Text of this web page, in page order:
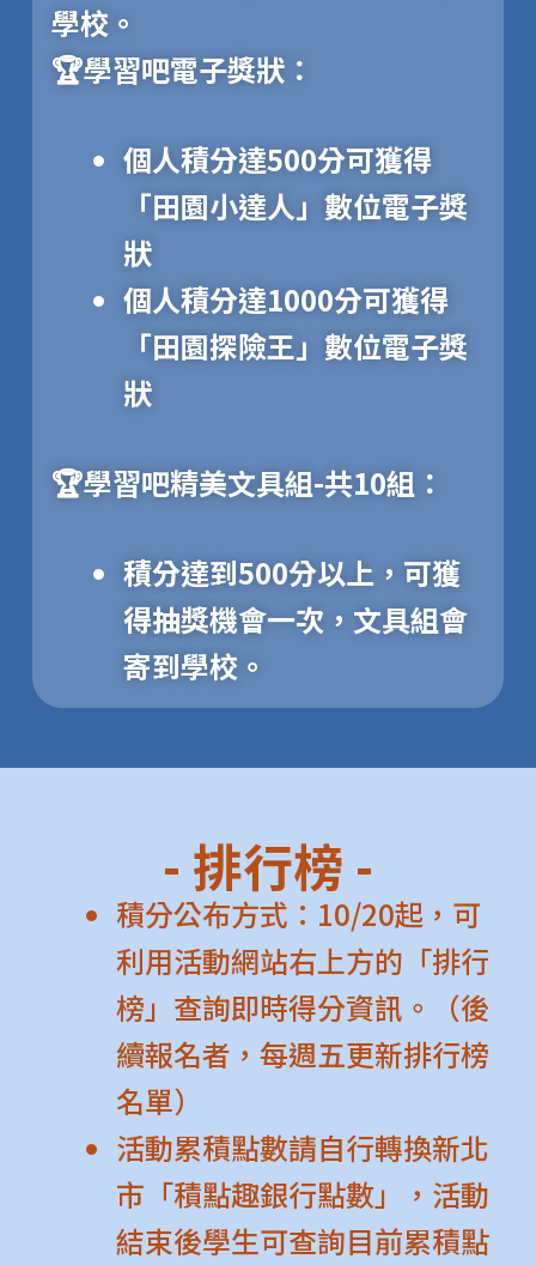
學校。
🏆學習吧電子獎狀：
個人積分達500分可獲得
「田園小達人」數位電子獎
狀
個人積分達1000分可獲得
「田園探險王」 數位電子獎
狀
🏆學習吧精美文具組-共10組：
積分達到500分以上，可獲
得抽獎機會一次，文具組會
寄到學校。
- 排行榜 -
積分公布方式：10/20起，可
利用活動網站右上方的「排行
榜」查詢即時得分資訊。（後
續報名者，每週五更新排行榜
名單）
活動累積點數請自行轉換新北
市「積點趣銀行點數」，活動
結束後學生可查詢目前累積點